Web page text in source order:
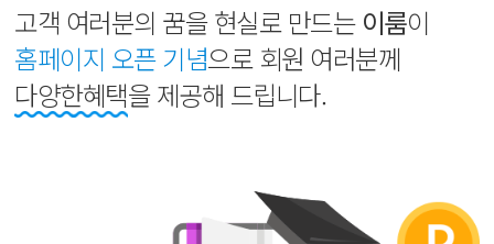
고객 여러분의 꿈을 현실로 만드는 이룸이
홈페이지 오픈 기념으로 회원 여러분께
다양한혜택을 제공해 드립니다.